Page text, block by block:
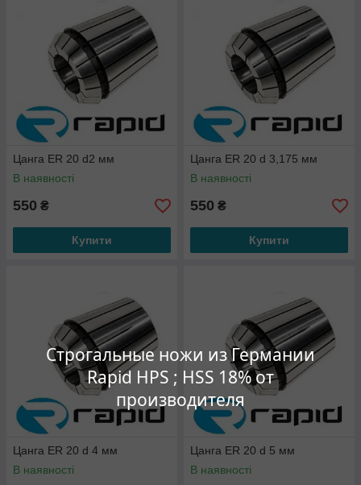
Строгальные ножи из Германии
Rapid HPS ; HSS 18% от
производителя
Цанга ER 20 d2 мм
В наявності
550 ₴
Купити
Цанга ER 20 d 3,175 мм
В наявності
550 ₴
Купити
Цанга ER 20 d 4 мм
В наявності
Цанга ER 20 d 5 мм
В наявності